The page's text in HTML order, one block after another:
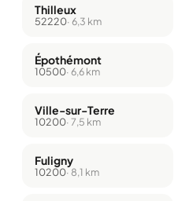
Thilleux
52220· 6,3 km
Épothémont
10500· 6,6 km
Ville-sur-Terre
10200· 7,5 km
Fuligny
10200· 8,1 km